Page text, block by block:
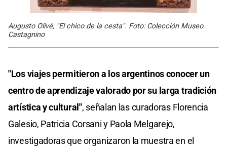
Augusto Olivé, "El chico de la cesta". Foto: Colección Museo
Castagnino
"Los viajes permitieron a los argentinos conocer un
centro de aprendizaje valorado por su larga tradición
artística y cultural", señalan las curadoras Florencia
Galesio, Patricia Corsani y Paola Melgarejo,
investigadoras que organizaron la muestra en el